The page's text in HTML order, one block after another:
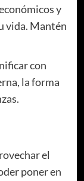
y
vida. Mantén
con
la forma
el
poner en